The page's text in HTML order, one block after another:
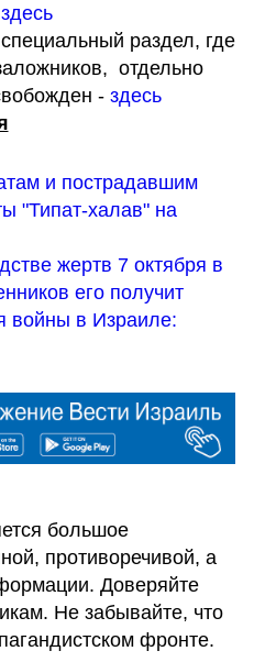
здесь
раздел, где
отдельно
- здесь
и пострадавшим
"Типат-халав" на
жертв 7 октября в
его получит
войны в Израиле:
большое
противоречивой, а
Доверяйте
Не забывайте, что
фронте.